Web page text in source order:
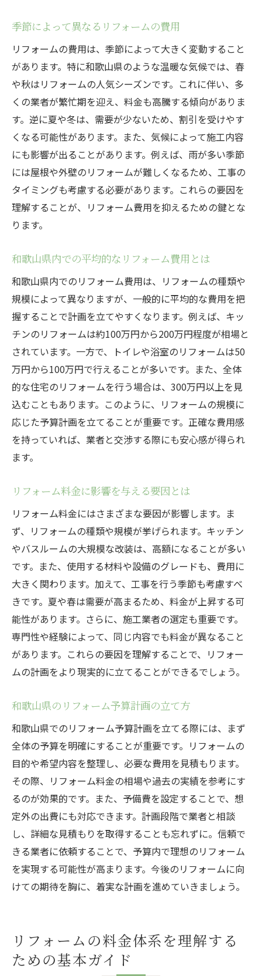
リフォームで後悔しないために知っておくべき
料金の内訳
見積もりに含まれる項目を理解する
予算オーバーを防ぐためのヒント
リフォーム費用を節約するための方法
和歌山県の助成金や補助金制度を利用する
リフォーム後のメンテナンス費用を考慮す
る
契約前に必ず確認すべき料金項目
信頼できるリフォーム業者を選ぶためのチェッ
クポイント
顧客対応の良い業者を見分ける方法
契約前に確認すべき業者の保険と保証
リフォーム業者の提案力を評価する
和歌山県の地元業者とのコミュニケーショ
ン術
業者とのトラブル防止のための対策
安心してリフォームを進めるための和歌山県の
料金情報
和歌山県でのリフォーム資金計画の立て方
信頼できる料金情報源の活用法
動向
契約時に注意すべき料金に関する条項
和歌山県内でのリフォーム費用の平均値
リフォーム成功の鍵は料金とプロの選び方にあ
り
料金と品質のバランスを取る秘訣
プロフェッショナルな業者が提供する付加
価値
和歌山県特有のリフォーム成功事例を学ぶ
料金交渉で得られるメリット
リフォームでの成功体験を他人と共有する
方法
季節によって異なるリフォームの費用
リフォームの費用は、季節によって大きく変動すること
があります。特に和歌山県のような温暖な気候では、春
や秋はリフォームの人気シーズンです。これに伴い、多
くの業者が繁忙期を迎え、料金も高騰する傾向がありま
す。逆に夏や冬は、需要が少ないため、割引を受けやす
くなる可能性があります。また、気候によって施工内容
にも影響が出ることがあります。例えば、雨が多い季節
には屋根や外壁のリフォームが難しくなるため、工事の
タイミングも考慮する必要があります。これらの要因を
理解することが、リフォーム費用を抑えるための鍵とな
ります。
和歌山県内での平均的なリフォーム費用とは
和歌山県内でのリフォーム費用は、リフォームの種類や
規模によって異なりますが、一般的に平均的な費用を把
握することで計画を立てやすくなります。例えば、キッ
チンのリフォームは約100万円から200万円程度が相場と
されています。一方で、トイレや浴室のリフォームは50
万円から100万円で行えることが多いです。また、全体
的な住宅のリフォームを行う場合は、300万円以上を見
込むこともあります。このように、リフォームの規模に
応じた予算計画を立てることが重要です。正確な費用感
を持っていれば、業者と交渉する際にも安心感が得られ
ます。
リフォーム料金に影響を与える要因とは
リフォーム料金にはさまざまな要因が影響します。ま
ず、リフォームの種類や規模が挙げられます。キッチン
やバスルームの大規模な改装は、高額になることが多い
です。また、使用する材料や設備のグレードも、費用に
大きく関わります。加えて、工事を行う季節も考慮すべ
きです。夏や春は需要が高まるため、料金が上昇する可
能性があります。さらに、施工業者の選定も重要です。
専門性や経験によって、同じ内容でも料金が異なること
があります。これらの要因を理解することで、リフォー
ムの計画をより現実的に立てることができるでしょう。
和歌山県のリフォーム予算計画の立て方
和歌山県でのリフォーム予算計画を立てる際には、まず
全体の予算を明確にすることが重要です。リフォームの
目的や希望内容を整理し、必要な費用を見積もります。
その際、リフォーム料金の相場や過去の実績を参考にす
るのが効果的です。また、予備費を設定することで、想
定外の出費にも対応できます。計画段階で業者と相談
し、詳細な見積もりを取得することも忘れずに。信頼で
きる業者に依頼することで、予算内で理想のリフォーム
を実現する可能性が高まります。今後のリフォームに向
けての期待を胸に、着実な計画を進めていきましょう。
リフォームの料金体系を理解する
ための基本ガイド